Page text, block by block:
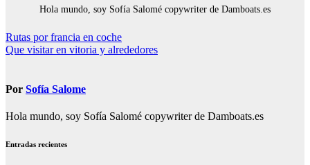
Hola mundo, soy Sofía Salomé copywriter de Damboats.es
Navegación
de
Rutas por francia en coche
Que visitar en vitoria y alrededores
Por Sofía Salome
Hola mundo, soy Sofía Salomé copywriter de Damboats.es
Entradas recientes